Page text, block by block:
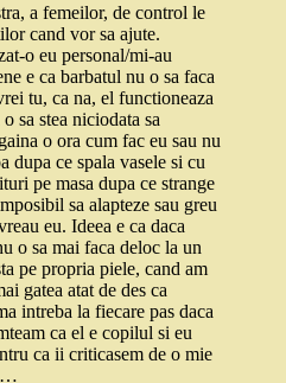
a femeilor, de control le
cand vor sa ajute.
o eu personal/mi-au
e ca barbatul nu o sa faca
tu, ca na, el functioneaza
sa stea niciodata sa
o ora cum fac eu sau nu
dupa ce spala vasele si cu
pe masa dupa ce strange
sa alapteze sau greu
eu. Ideea e ca daca
o sa mai faca deloc la un
pe propria piele, cand am
gatea atat de des ca
intreba la fiecare pas daca
ca el e copilul si eu
ca ii criticasem de o mie